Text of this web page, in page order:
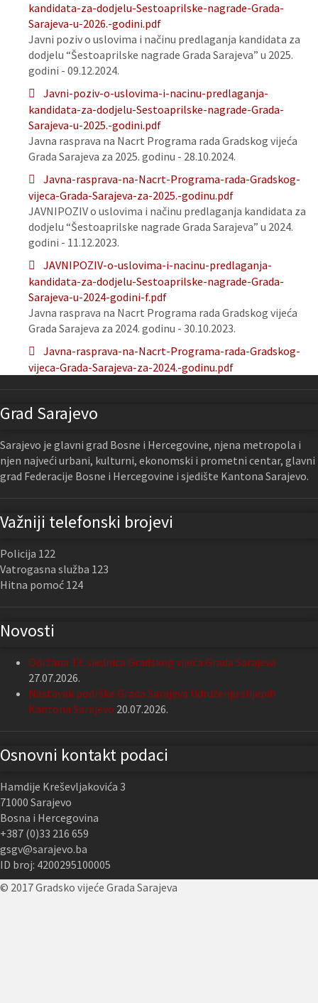
kandidata-za-dodjelu-Sestoaprilske-nagrade-Grada-
Sarajeva-u-2026.-godini.pdf
Javni poziv o uslovima i načinu predlaganja kandidata za
dodjelu “Šestoaprilske nagrade Grada Sarajeva” u 2025.
godini - 09.12.2024.
Javni-poziv-o-uslovima-i-nacinu-predlaganja-
kandidata-za-dodjelu-Sestoaprilske-nagrade-Grada-
Sarajeva-u-2025.-godini.pdf
Javna rasprava na Nacrt Programa rada Gradskog vijeća
Grada Sarajeva za 2025. godinu - 28.10.2024.
Javna-rasprava-na-Nacrt-Programa-rada-Gradskog-
vijeca-Grada-Sarajeva-za-2025.-godinu.pdf
JAVNIPOZIV o uslovima i načinu predlaganja kandidata za
dodjelu “Šestoaprilske nagrade Grada Sarajeva” u 2024.
godini - 11.12.2023.
JAVNIPOZIV-o-uslovima-i-nacinu-predlaganja-
kandidata-za-dodjelu-Sestoaprilske-nagrade-Grada-
Sarajeva-u-2024-godini-f.pdf
Javna rasprava na Nacrt Programa rada Gradskog vijeća
Grada Sarajeva za 2024. godinu - 30.10.2023.
Javna-rasprava-na-Nacrt-Programa-rada-Gradskog-
vijeca-Grada-Sarajeva-za-2024.-godinu.pdf
Grad Sarajevo
Sarajevo je glavni grad Bosne i Hercegovine, njena metropola i
njen najveći urbani, kulturni, ekonomski i prometni centar, glavni
grad Federacije Bosne i Hercegovine i sjedište Kantona Sarajevo.
Važniji telefonski brojevi
Policija 122
Vatrogasna služba 123
Hitna pomoć 124
Novosti
Održana 13. sjednica Gradskog vijeća Grada Sarajeva
27.07.2026.
Nastavak podrške Grada Sarajeva Udruženju slijepih
Kantona Sarajevo 20.07.2026.
Osnovni kontakt podaci
Hamdije Kreševljakovića 3
71000 Sarajevo
Bosna i Hercegovina
+387 (0)33 216 659
gsgv@sarajevo.ba
ID broj: 4200295100005
© 2017 Gradsko vijeće Grada Sarajeva